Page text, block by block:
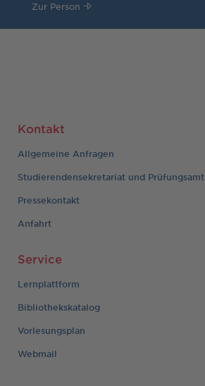
Zur Person
Kontakt
Allgemeine Anfragen
Studierendensekretariat und Prüfungsamt
Pressekontakt
Anfahrt
Service
Lernplattform
Bibliothekskatalog
Vorlesungsplan
Webmail